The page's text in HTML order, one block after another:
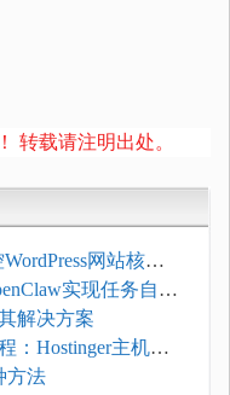
转载请注明出处。
网站核心
实现任务自动
解决方案
：Hostinger主机一
方法